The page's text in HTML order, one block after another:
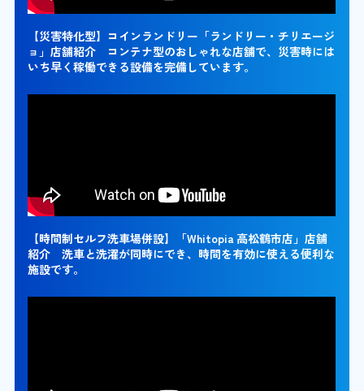
【災害特化型】コインランドリー「ランドリー・チリエージ
ョ」店舗紹介 コンテナ型のおしゃれな店舗で、災害時には
いち早く稼働できる設備を完備しています。
【時間制セルフ洗車場併設】「Whitopia 高松鶴市店」店舗
紹介 洗車と洗濯が同時にでき、時間を有効に使える便利な
施設です。